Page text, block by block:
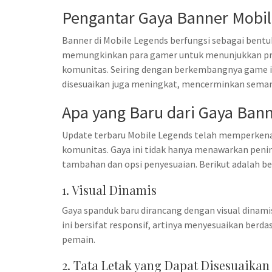
Pengantar Gaya Banner
Banner di Mobile Legends berfungsi sebagai
memungkinkan para gamer untuk menunjukkan
komunitas. Seiring dengan berkembangnya
disesuaikan juga meningkat, mencerminkan
Apa yang Baru dari Gaya
Update terbaru Mobile Legends telah
komunitas. Gaya ini tidak hanya menawarkan
tambahan dan opsi penyesuaian. Berikut adalah
1. Visual Dinamis
Gaya spanduk baru dirancang dengan visual
ini bersifat responsif, artinya menyesuaikan
pemain.
2. Tata Letak yang Dapat Disesuaikan